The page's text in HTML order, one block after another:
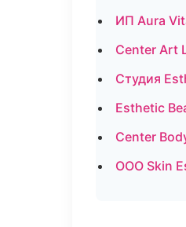
ИП Aura
Center Art
Студия
Esthetic
Center
ООО Skin